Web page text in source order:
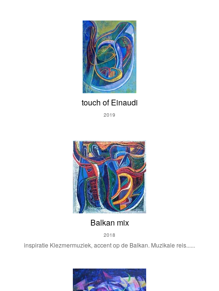
touch of Einaudi
2019
Balkan mix
2018
inspiratie Klezmermuziek, accent op de Balkan. Muzikale reis......